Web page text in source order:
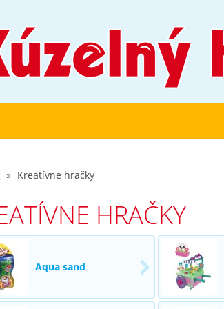
Kreatívne hračky
HRAČKY
Aqua sand